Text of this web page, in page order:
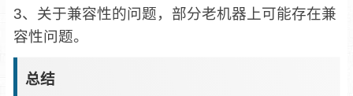
3、关于兼容性的问题，部分老机器上可能存在兼
容性问题。
总结